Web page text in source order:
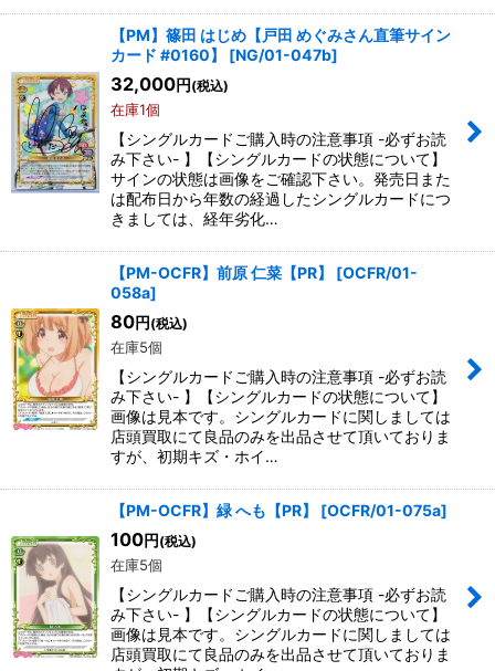
【PM】篠田 はじめ【戸田 めぐみさん直筆サイン
カード #0160】
[NG/01-047b]
32,000円 (税込)
在庫1個
【シングルカードご購入時の注意事項 -必ずお読
み下さい- 】【シングルカードの状態について】
サインの状態は画像をご確認下さい。発売日また
は配布日から年数の経過したシングルカードにつ
きましては、経年劣化…
【PM-OCFR】前原 仁菜【PR】 [OCFR/01-
058a]
80円 (税込)
在庫5個
【シングルカードご購入時の注意事項 -必ずお読
み下さい- 】【シングルカードの状態について】
画像は見本です。シングルカードに関しましては
店頭買取にて良品のみを出品させて頂いておりま
すが、初期キズ・ホイ…
【PM-OCFR】緑 へも【PR】 [OCFR/01-075a]
100円 (税込)
在庫5個
【シングルカードご購入時の注意事項 -必ずお読
み下さい- 】【シングルカードの状態について】
画像は見本です。シングルカードに関しましては
店頭買取にて良品のみを出品させて頂いておりま